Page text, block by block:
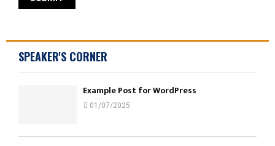
SPEAKER'S CORNER
Example Post for WordPress
01/07/2025